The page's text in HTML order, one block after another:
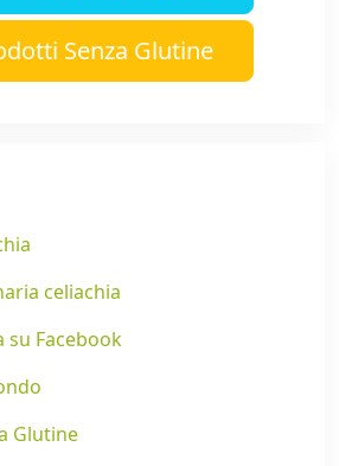
Senza Glutine
celiachia
su Facebook
Glutine